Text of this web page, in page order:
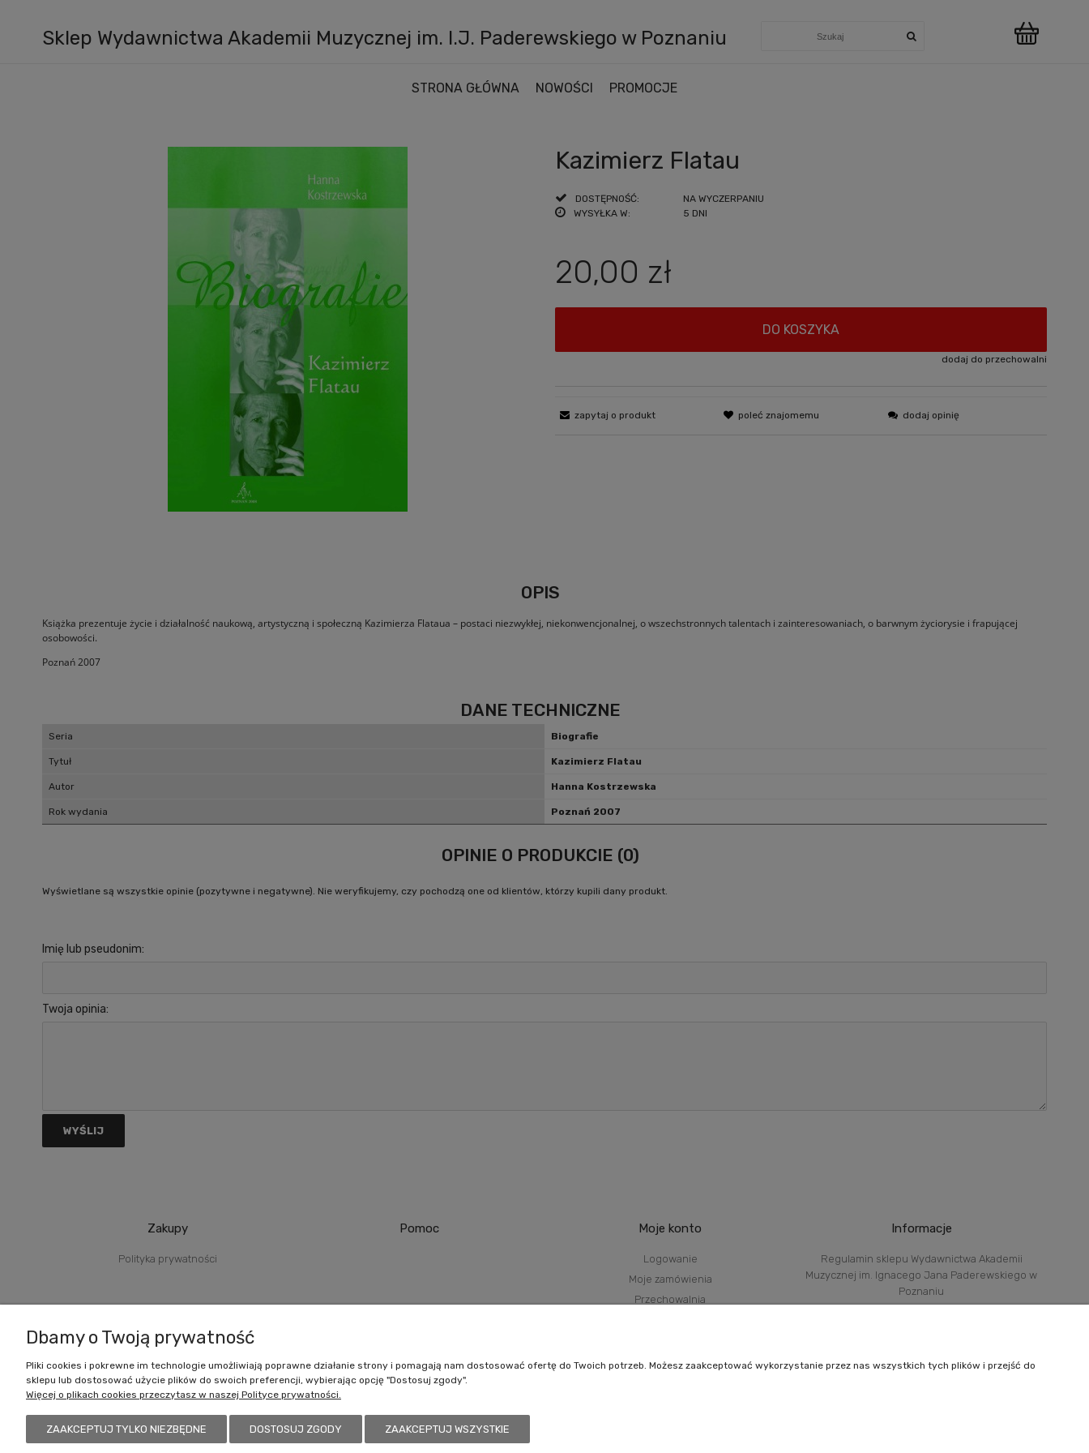
Sklep Wydawnictwa Akademii Muzycznej im. I.J. Paderewskiego w Poznaniu
STRONA GŁÓWNA NOWOŚCI PROMOCJE
Kazimierz Flatau
DOSTĘPNOŚĆ:
NA WYCZERPANIU
WYSYŁKA W:
5 DNI
20,00 zł
DO KOSZYKA
dodaj do przechowalni
zapytaj o produkt poleć znajomemu dodaj opinię
OPIS
Książka prezentuje życie i działalność naukową, artystyczną i społeczną Kazimierza Flataua – postaci niezwykłej, niekonwencjonalnej, o wszechstronnych talentach i zainteresowaniach, o barwnym życiorysie i frapującej
osobowości.
Poznań 2007
DANE TECHNICZNE
Seria Biografie
Tytuł Kazimierz Flatau
Autor Hanna Kostrzewska
Rok wydania Poznań 2007
OPINIE O PRODUKCIE (0)
Wyświetlane są wszystkie opinie (pozytywne i negatywne). Nie weryfikujemy, czy pochodzą one od klientów, którzy kupili dany produkt.
Imię lub pseudonim:
Twoja opinia:
WYŚLIJ
Zakupy
Polityka prywatności
Pomoc Moje konto
Logowanie
Moje zamówienia
Przechowalnia
Informacje
Regulamin sklepu Wydawnictwa Akademii
Muzycznej im. Ignacego Jana Paderewskiego w
Poznaniu
WYDAWNICTWO AKADEMII MUZYCZNEJ
IM. I.J. PADEREWSKIEGO
ul. Święty Marcin 87, 61-808 Poznań
Aula Nova, pokój 031 (N013)
NIP 7781331533 • Regon 000275731
tel. 061 856 89 41
e-mail:wydawnictwo@amuz.edu.pl
dr Małgorzata Pawłowska – redaktorka naczelna
Dbamy o Twoją prywatność
Pliki cookies i pokrewne im technologie umożliwiają poprawne działanie strony i pomagają nam dostosować ofertę do Twoich potrzeb. Możesz zaakceptować wykorzystanie przez nas wszystkich tych plików i przejść do
sklepu lub dostosować użycie plików do swoich preferencji, wybierając opcję "Dostosuj zgody".
Więcej o plikach cookies przeczytasz w naszej Polityce prywatności.
ZAAKCEPTUJ TYLKO NIEZBĘDNE DOSTOSUJ ZGODY ZAAKCEPTUJ WSZYSTKIE